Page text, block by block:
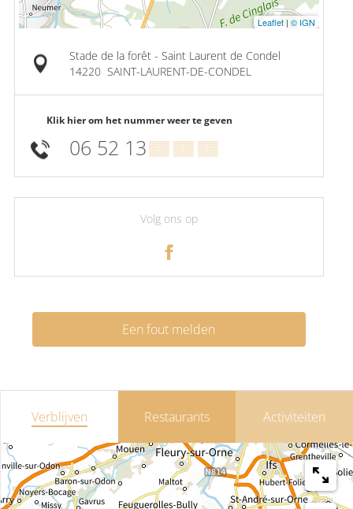
Leaflet | © IGN
Stade de la forêt - Saint Laurent de Condel
14220 SAINT-LAURENT-DE-CONDEL
Klik hier om het nummer weer te geven
06 52 13▒▒ ▒▒ ▒▒
Volg ons op
Een fout melden
Verblijven Restaurants Activiteiten